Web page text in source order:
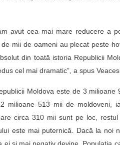
avut cea mai mare reducere a
mii de oameni au plecat peste
din toată istoria Republicii
cel mai dramatic”, a spus
Moldova este de 3
milioane 513 mii de moldoveni,
circa 310 mii sunt pe loc,
este mai puternică. Dacă la noi